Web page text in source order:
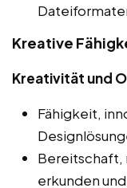
Kreative
Kreativität und
Fähigkeit,
Bereitschaft,
erkunden